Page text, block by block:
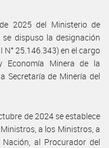
2025 del Ministerio de
se dispuso la designación
25.146.343) en el cargo
Economía Minera de la
Secretaría de Minería del
de 2024 se establece
a los Ministros, a
al Procurador del